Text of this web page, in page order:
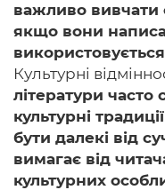
важливо вивчати
якщо вони
Культурні
літератури часто
культурні
бути далекі від
вимагає від
культурних